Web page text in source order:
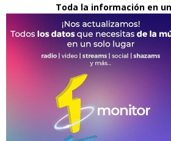
Toda la información en